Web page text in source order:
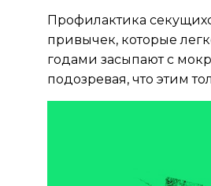
Профилактика
привычек, которые
годами засыпают с
подозревая, что этим